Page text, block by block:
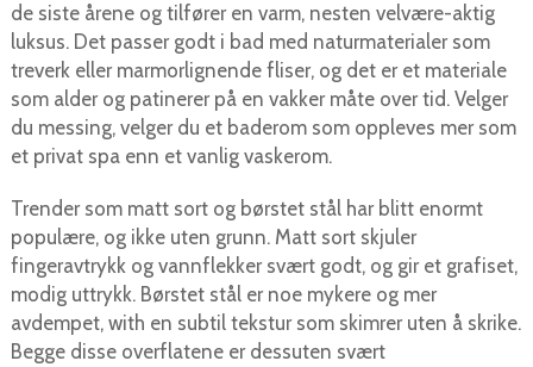
de siste årene og tilfører en varm, nesten velvære-aktig
luksus. Det passer godt i bad med naturmaterialer som
treverk eller marmorlignende fliser, og det er et materiale
som alder og patinerer på en vakker måte over tid. Velger
du messing, velger du et baderom som oppleves mer som
et privat spa enn et vanlig vaskerom.
Trender som matt sort og børstet stål har blitt enormt
populære, og ikke uten grunn. Matt sort skjuler
fingeravtrykk og vannflekker svært godt, og gir et grafiset,
modig uttrykk. Børstet stål er noe mykere og mer
avdempet, with en subtil tekstur som skimrer uten å skrike.
Begge disse overflatene er dessuten svært